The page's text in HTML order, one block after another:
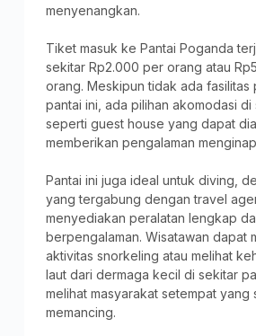
menyenangkan.
Tiket masuk ke Pantai Poganda
sekitar Rp2.000 per orang atau
orang. Meskipun tidak ada fasilitas
pantai ini, ada pilihan akomodasi di
seperti guest house yang dapat
memberikan pengalaman
Pantai ini juga ideal untuk diving,
yang tergabung dengan travel
menyediakan peralatan lengkap
berpengalaman. Wisatawan dapat
aktivitas snorkeling atau melihat
laut dari dermaga kecil di sekitar
melihat masyarakat setempat yang
memancing.